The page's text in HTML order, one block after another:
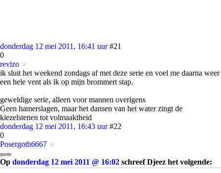
donderdag 12 mei 2011, 16:41 uur #21
0
revizo
ik sluit het weekend zondags af met deze serie en voel me daarna weer
een hele vent als ik op mijn brommert stap.
geweldige serie, alleen voor mannen overigens
Geen hamerslagen, maar het dansen van het water zingt de
kiezelstenen tot volmaaktheid
donderdag 12 mei 2011, 16:43 uur #22
0
Posergoth6667
quote:
Op donderdag 12 mei 2011 @ 16:02 schreef Djeez het volgende:
[..]